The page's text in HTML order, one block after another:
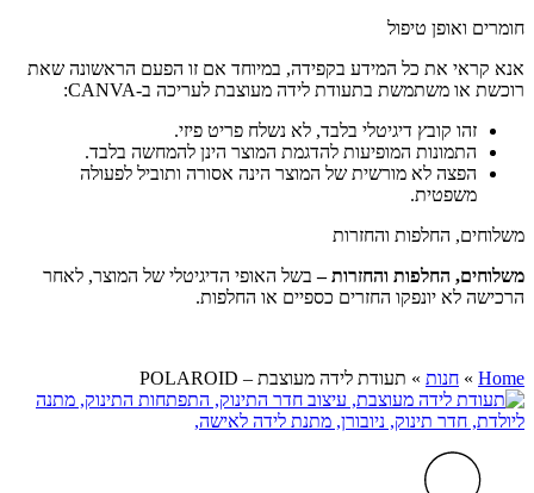
חומרים ואופן טיפול
אנא קראי את כל המידע בקפידה, במיוחד אם זו הפעם הראשונה שאת
רוכשת או משתמשת בתעודת לידה מעוצבת לעריכה ב-CANVA:
זהו קובץ דיגיטלי בלבד, לא נשלח פריט פיזי.
התמונות המופיעות להדגמת המוצר הינן להמחשה בלבד.
הפצה לא מורשית של המוצר הינה אסורה ותוביל לפעולה
משפטית.
משלוחים, החלפות והחזרות
משלוחים, החלפות והחזרות – בשל האופי הדיגיטלי של המוצר, לאחר
הרכישה לא יונפקו החזרים כספיים או החלפות.
Home
» חנות » תעודת לידה מעוצבת – POLAROID